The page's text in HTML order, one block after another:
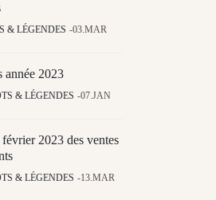
& LÉGENDES 03.MAR
année 2023
& LÉGENDES 07.JAN
2023 des ventes
& LÉGENDES 13.MAR